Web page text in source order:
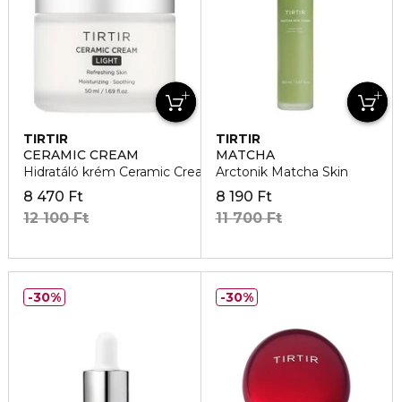
TIRTIR
CERAMIC CREAM
Hidratáló krém Ceramic Cream Light
8 470 Ft
12 100 Ft
TIRTIR
MATCHA
Arctonik Matcha Skin
8 190 Ft
11 700 Ft
30% 30%